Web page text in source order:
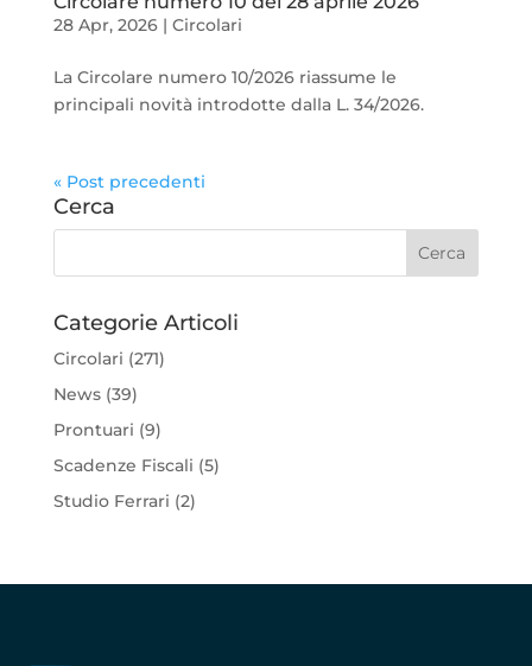
28 Apr, 2026| Circolari
La Circolare numero 10/2026 riassume le
principali novità introdotte dalla L. 34/2026.
« Post precedenti
Cerca
Categorie Articoli
Circolari (271)
News(39)
Prontuari (9)
Scadenze Fiscali (5)
Studio Ferrari (2)